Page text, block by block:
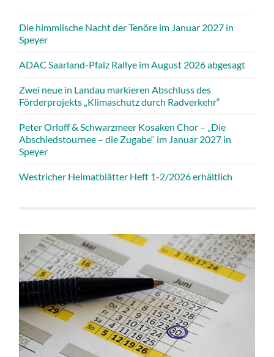
Die himmlische Nacht der Tenöre im Januar 2027 in
Speyer
ADAC Saarland-Pfalz Rallye im August 2026 abgesagt
Zwei neue in Landau markieren Abschluss des
Förderprojekts „Klimaschutz durch Radverkehr“
Peter Orloff & Schwarzmeer Kosaken Chor – „Die
Abschiedstournee – die Zugabe“ im Januar 2027 in
Speyer
Westricher Heimatblätter Heft 1-2/2026 erhältlich